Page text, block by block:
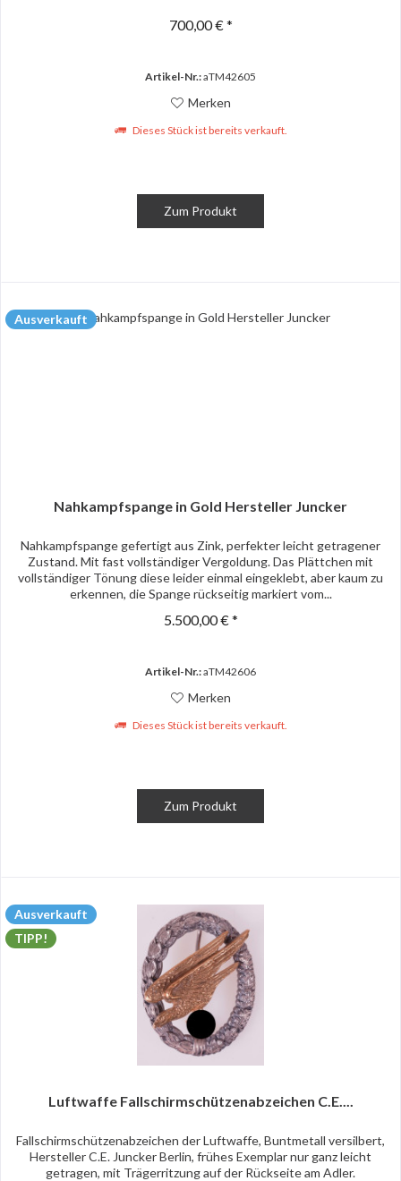
700,00 € *
Artikel-Nr.:aTM42605
Merken
Dieses Stück ist bereits verkauft.
Zum Produkt
Ausverkauft
Nahkampfspange in Gold Hersteller Juncker
Nahkampfspange gefertigt aus Zink, perfekter leicht getragener
Zustand. Mit fast vollständiger Vergoldung. Das Plättchen mit
vollständiger Tönung diese leider einmal eingeklebt, aber kaum zu
erkennen, die Spange rückseitig markiert vom...
5.500,00 € *
Artikel-Nr.:aTM42606
Merken
Dieses Stück ist bereits verkauft.
Zum Produkt
Ausverkauft
TIPP!
Luftwaffe Fallschirmschützenabzeichen C.E....
Fallschirmschützenabzeichen der Luftwaffe, Buntmetall versilbert,
Hersteller C.E. Juncker Berlin, frühes Exemplar nur ganz leicht
getragen, mit Trägerritzung auf der Rückseite am Adler.